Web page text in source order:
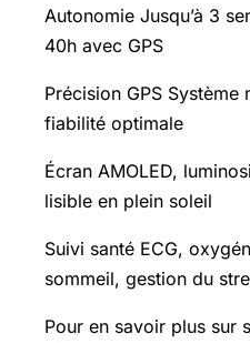
Autonomie Jusqu’à 3
40h avec GPS
Précision GPS
fiabilité optimale
Écran AMOLED,
lisible en plein soleil
Suivi santé ECG,
sommeil, gestion du
Pour en savoir plus sur